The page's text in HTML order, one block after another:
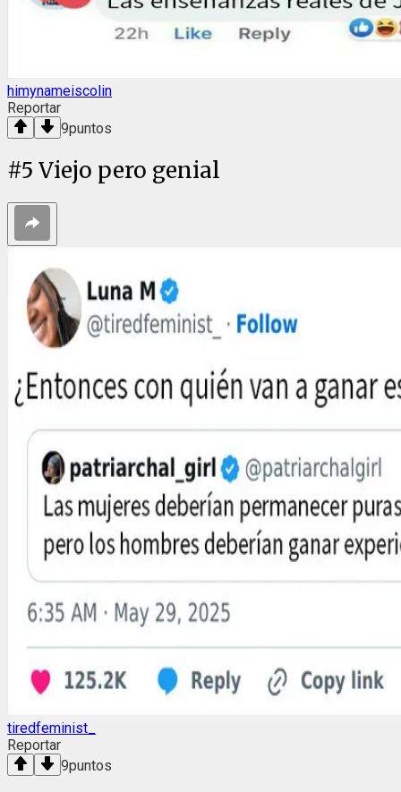
himynameiscolin
Reportar
9puntos
#5 Viejo pero genial
tiredfeminist_
Reportar
9puntos